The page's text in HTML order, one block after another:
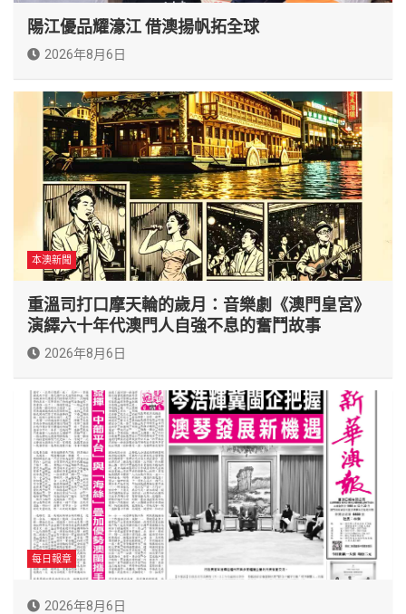
陽江優品耀濠江 借澳揚帆拓全球
2026年8月6日
本澳新聞
重溫司打口摩天輪的歲月：音樂劇《澳門皇宮》
演繹六十年代澳門人自強不息的奮鬥故事
2026年8月6日
每日報章
2026年8月6日